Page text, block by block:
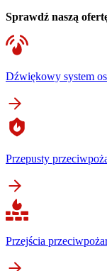
Sprawdź naszą
Dźwiękowy system
Przepusty
Przejścia